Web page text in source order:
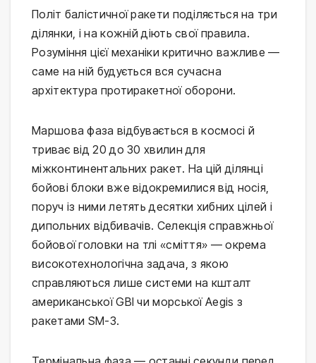
Політ балістичної ракети поділяється на три
ділянки, і на кожній діють свої правила.
Розуміння цієї механіки критично важливе —
саме на ній будується вся сучасна
архітектура протиракетної оборони.
Маршова фаза відбувається в космосі й
триває від 20 до 30 хвилин для
міжконтинентальних ракет. На цій ділянці
бойові блоки вже відокремилися від носія,
поруч із ними летять десятки хибних цілей і
дипольних відбивачів. Селекція справжньої
бойової головки на тлі «сміття» — окрема
високотехнологічна задача, з якою
справляються лише системи на кшталт
американської GBI чи морської Aegis з
ракетами SM-3.